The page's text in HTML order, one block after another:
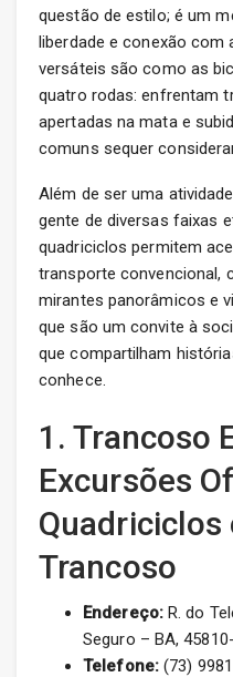
questão de estilo; é um
liberdade e conexão com
versáteis são como as
quatro rodas: enfrentam
apertadas na mata e
comuns sequer
Além de ser uma
gente de diversas faixas
quadriciclos permitem
transporte convencional,
mirantes panorâmicos e
que são um convite à
que compartilham
conhece.
1. Trancoso
Excursões
Quadriciclos
Trancoso
Endereço:R. do
Seguro – BA,
Telefone:(73)